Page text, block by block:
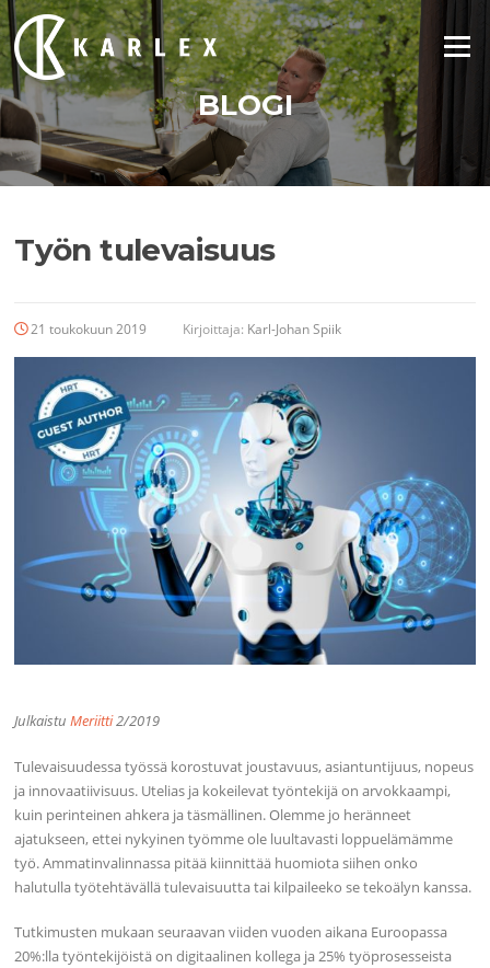
Siirry
suoraan
sisältöön
Valikko
BLOGI
Työn tulevaisuus
21 toukokuun 2019 Kirjoittaja: Karl-Johan Spiik
JulkaistuMeriitti2/2019
Tulevaisuudessa työssä korostuvat joustavuus, asiantuntijuus, nopeus
ja innovaatiivisuus. Utelias ja kokeilevat työntekijä on arvokkaampi,
kuin perinteinen ahkera ja täsmällinen. Olemme jo heränneet
ajatukseen, ettei nykyinen työmme ole luultavasti loppuelämämme
työ. Ammatinvalinnassa pitää kiinnittää huomiota siihen onko
halutulla työtehtävällä tulevaisuutta tai kilpaileeko se tekoälyn kanssa.
Tutkimusten mukaan seuraavan viiden vuoden aikana Euroopassa
20%:lla työntekijöistä on digitaalinen kollega ja 25% työprosesseista